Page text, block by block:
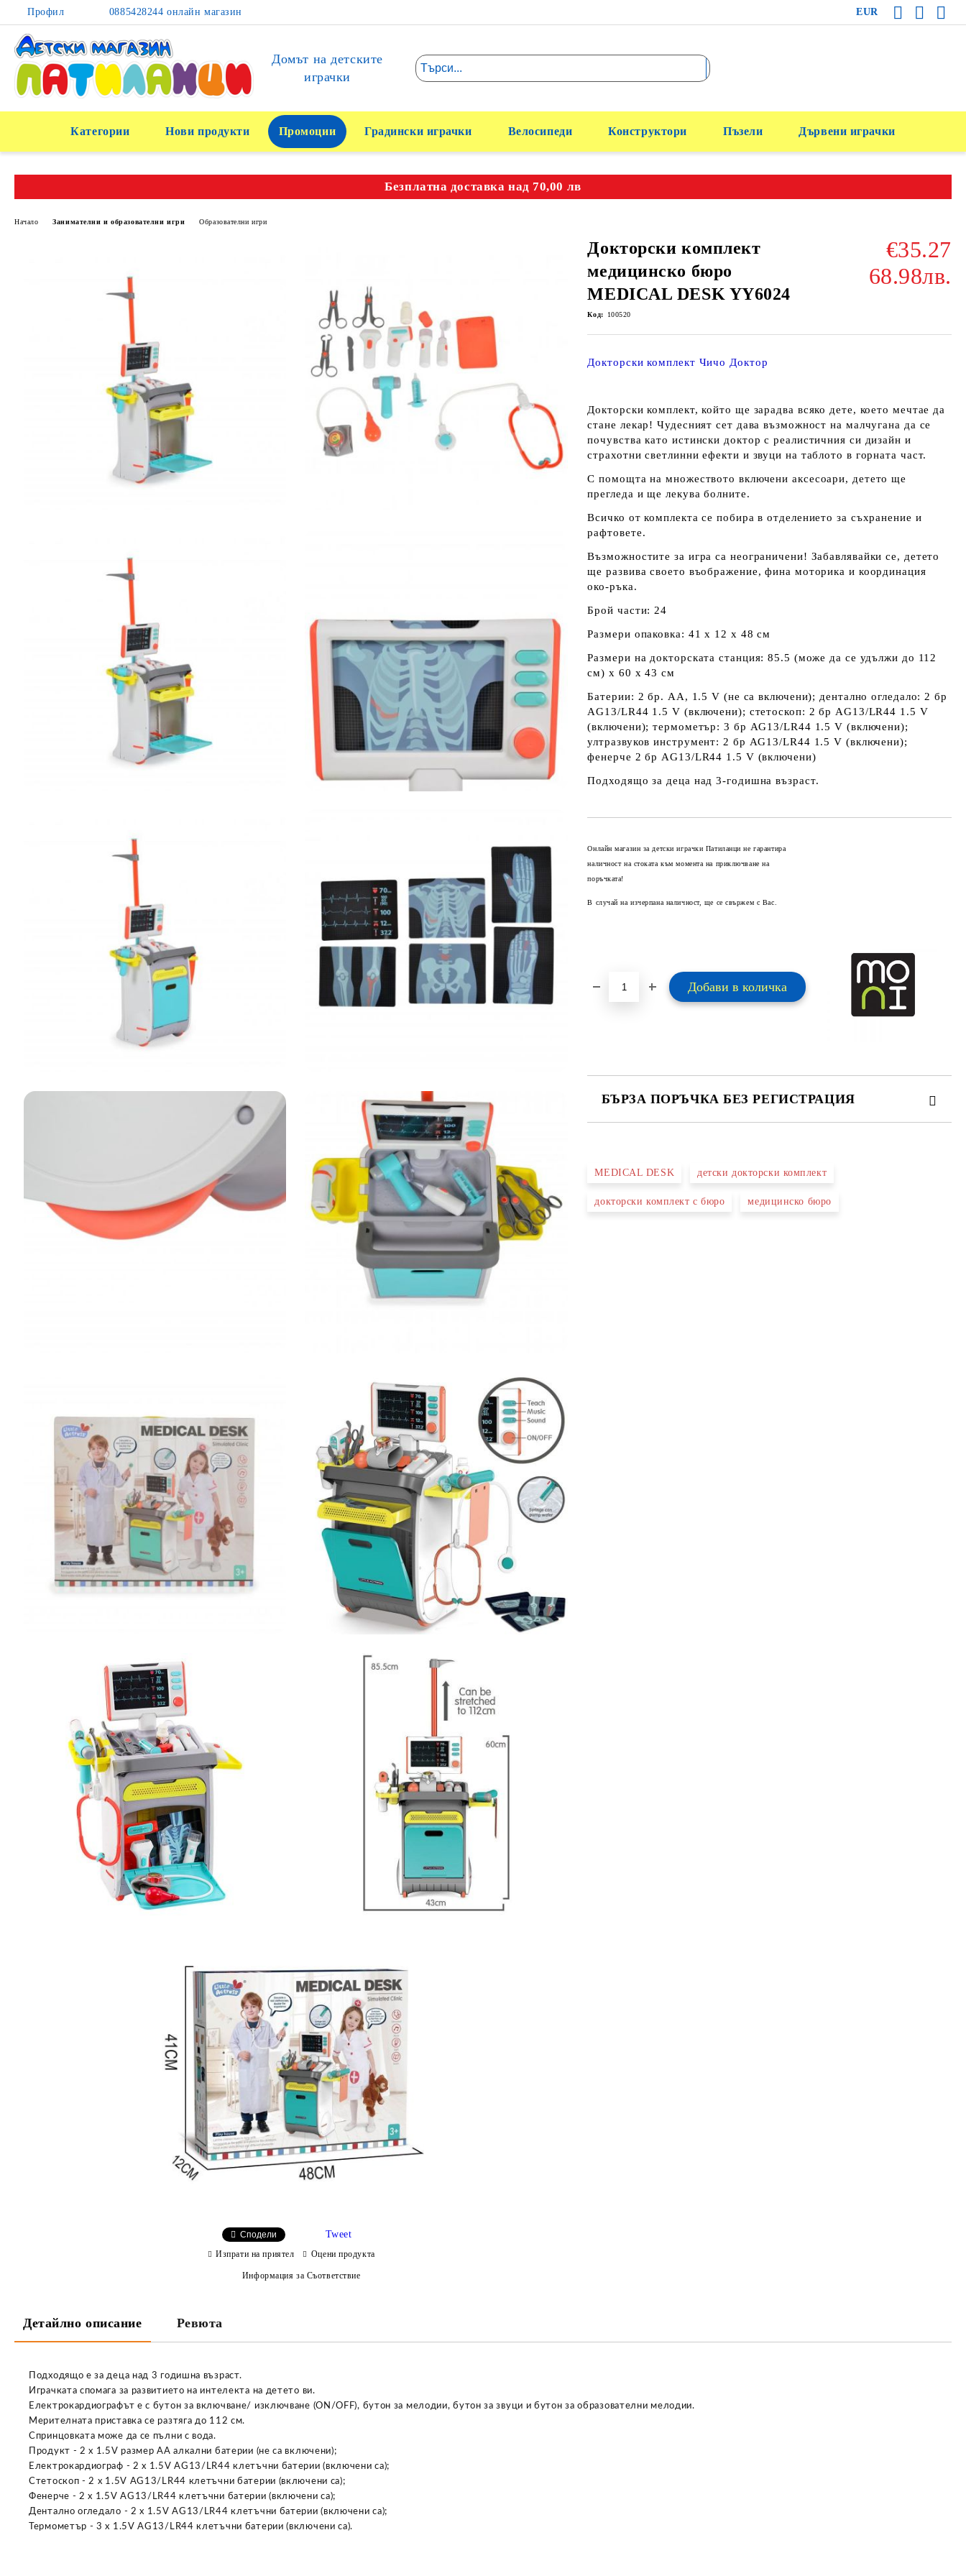
Профил 0885428244 онлайн магазин EUR
Домът на детските
играчки
Категории Нови продукти Промоции Градински играчки Велосипеди Конструктори Пъзели Дървени играчки
Безплатна доставка над 70,00 лв
Начало Занимателни и образователни игри Образователни игри
Докторски комплект
медицинско бюро
MEDICAL DESK YY6024
€35.27
68.98лв.
Код: 100520
Докторски комплект Чичо Доктор
Докторски комплект, който ще зарадва всяко дете, което мечтае да
стане лекар! Чудесният сет дава възможност на малчугана да се
почувства като истински доктор с реалистичния си дизайн и
страхотни светлинни ефекти и звуци на таблото в горната част.
С помощта на множеството включени аксесоари, детето ще
прегледа и ще лекува болните.
Всичко от комплекта се побира в отделението за съхранение и
рафтовете.
Възможностите за игра са неограничени! Забавлявайки се, детето
ще развива своето въображение, фина моторика и координация
око-ръка.
Брой части: 24
Размери опаковка: 41 х 12 х 48 см
Размери на докторската станция: 85.5 (може да се удължи до 112
см) х 60 х 43 см
Батерии: 2 бр. АА, 1.5 V (не са включени); дентално огледало: 2 бр
AG13/LR44 1.5 V (включени); стетоскоп: 2 бр AG13/LR44 1.5 V
(включени); термометър: 3 бр AG13/LR44 1.5 V (включени);
ултразвуков инструмент: 2 бр AG13/LR44 1.5 V (включени);
фенерче 2 бр AG13/LR44 1.5 V (включени)
Подходящо за деца над 3-годишна възраст.
Онлайн магазин за детски играчки Патиланци не гарантира
наличност на стоката към момента на приключване на
поръчката!
В случай на изчерпана наличност, ще се свържем с Вас.
БЪРЗА ПОРЪЧКА БЕЗ РЕГИСТРАЦИЯ
Ние ще се свържем с вас в рамките на работния ден.
MEDICAL DESK детски докторски комплект
докторски комплект с бюро медицинско бюро
Сподели Tweet
Изпрати на приятел Оцени продукта
Информация за Съответствие
Детайлно описание Ревюта
Подходящо е за деца над 3 годишна възраст.
Играчката спомага за развитието на интелекта на детето ви.
Електрокардиографът е с бутон за включване/ изключване (ON/OFF), бутон за мелодии, бутон за звуци и бутон за образователни мелодии.
Мерителната приставка се разтяга до 112 см.
Спринцовката може да се пълни с вода.
Продукт - 2 x 1.5V размер AA алкални батерии (не са включени);
Електрокардиограф - 2 x 1.5V AG13/LR44 клетъчни батерии (включени са);
Стетоскоп - 2 x 1.5V AG13/LR44 клетъчни батерии (включени са);
Фенерче - 2 x 1.5V AG13/LR44 клетъчни батерии (включени са);
Дентално огледало - 2 x 1.5V AG13/LR44 клетъчни батерии (включени са);
Термометър - 3 x 1.5V AG13/LR44 клетъчни батерии (включени са).